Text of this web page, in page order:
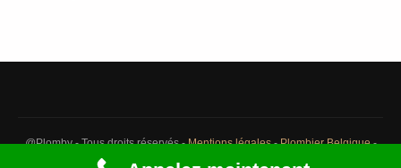
@Plomby - Tous droits réservés -Mentions légales-Plombier Belgique-
Débouchage Belgique